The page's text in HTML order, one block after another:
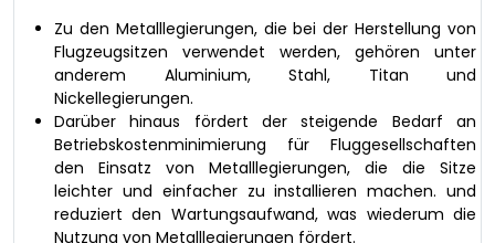
Zu den Metalllegierungen, die bei der Herstellung von
Flugzeugsitzen verwendet werden, gehören unter
anderem Aluminium, Stahl, Titan und
Nickellegierungen.
Darüber hinaus fördert der steigende Bedarf an
Betriebskostenminimierung für Fluggesellschaften
den Einsatz von Metalllegierungen, die die Sitze
leichter und einfacher zu installieren machen. und
reduziert den Wartungsaufwand, was wiederum die
Nutzung von Metalllegierungen fördert.